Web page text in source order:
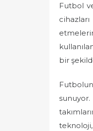
Futbol
bir